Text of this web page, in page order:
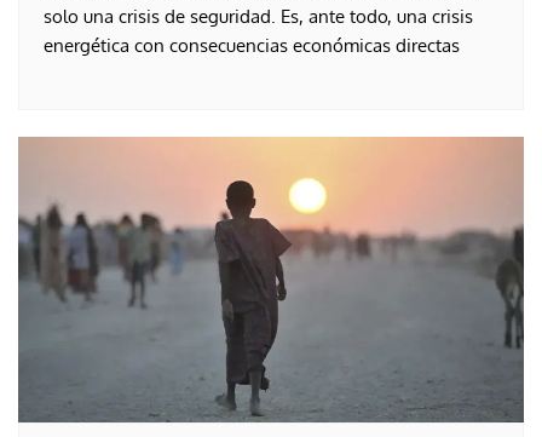
solo una crisis de seguridad. Es, ante todo, una crisis
energética con consecuencias económicas directas